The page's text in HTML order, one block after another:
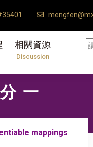
相關資源
Discussion
一
mappings